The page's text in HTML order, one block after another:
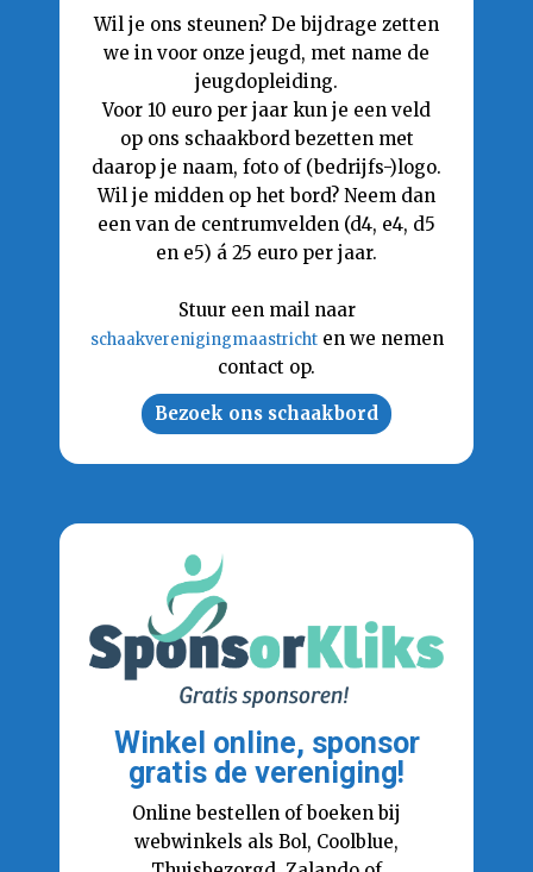
Wil je ons steunen? De bijdrage zetten
we in voor onze jeugd, met name de
jeugdopleiding.
Voor 10 euro per jaar kun je een veld
op ons schaakbord bezetten met
daarop je naam, foto of (bedrijfs-)logo.
Wil je midden op het bord? Neem dan
een van de centrumvelden (d4, e4, d5
en e5) á 25 euro per jaar.
Stuur een mail naar
schaakverenigingmaastrichten we nemen
contact op.
Bezoek ons schaakbord
Winkel online, sponsor
gratis de vereniging!
Online bestellen of boeken bij
webwinkels als Bol, Coolblue,